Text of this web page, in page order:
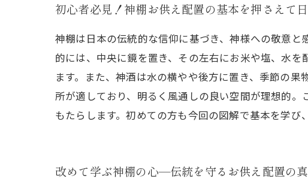
初心者必見！神棚お供え配置の基本を押さえて
神棚は日本の伝統的な信仰に基づき、神様への敬意
的には、中央に鏡を置き、その左右にお米や塩、水
ます。また、神酒は水の横やや後方に置き、季節の
所が適しており、明るく風通しの良い空間が理想的
もたらします。初めての方も今回の図解で基本を学び
改めて学ぶ神棚の心—伝統を守るお供え配置の